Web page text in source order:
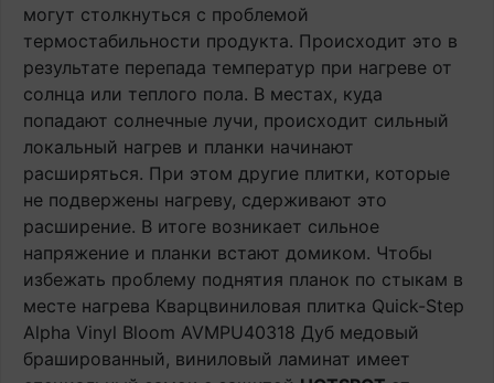
могут столкнуться с проблемой
термостабильности продукта. Происходит это в
результате перепада температур при нагреве от
солнца или теплого пола. В местах, куда
попадают солнечные лучи, происходит сильный
локальный нагрев и планки начинают
расширяться. При этом другие плитки, которые
не подвержены нагреву, сдерживают это
расширение. В итоге возникает сильное
напряжение и планки встают домиком. Чтобы
избежать проблему поднятия планок по стыкам в
месте нагрева Кварцвиниловая плитка Quick-Step
Alpha Vinyl Bloom AVMPU40318 Дуб медовый
брашированный, виниловый ламинат имеет